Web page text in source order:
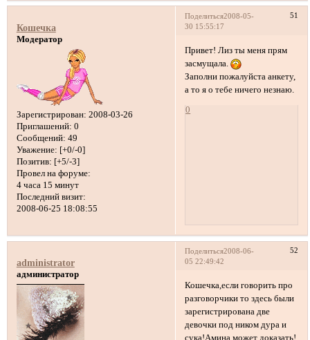
Поделиться 51
2008-05-
30 15:55:17
Кошечка
Модератор
Зарегистрирован: 2008-03-26
Приглашений: 0
Сообщений: 49
Уважение: [+0/-0]
Позитив: [+5/-3]
Провел на форуме:
4 часа 15 минут
Последний визит:
2008-06-25 18:08:55
Привет! Лиз ты меня прям
засмущала.
Заполни пожалуйста анкету,
а то я о тебе ничего незнаю.
0
Поделиться 52
2008-06-
05 22:49:42
administrator
администратор
Кошечка,если говорить про
разговорчики то здесь были
зарегистрирована две
девочки под ником дура и
сука!Амина может доказать!